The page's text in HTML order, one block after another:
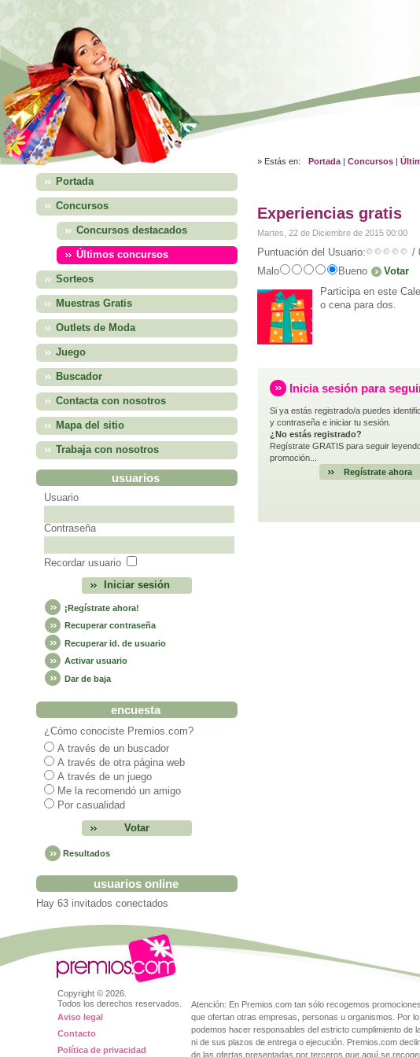
Portada
Concursos
Concursos destacados
Últimos concursos
Sorteos
Muestras Gratis
Outlets de Moda
Juego
Buscador
Contacta con nosotros
Mapa del sitio
Trabaja con nosotros
usuarios
Usuario
Contraseña
Recordar usuario
¡Regístrate ahora!
Recuperar contraseña
Recuperar id. de usuario
Activar usuario
Dar de baja
encuesta
¿Cómo conociste Premios.com?
A través de un buscador
A través de otra página web
A través de un juego
Me la recomendó un amigo
Por casualidad
Resultados
usuarios online
Hay 63 invitados conectados
» Estás en: Portada |Concursos |
Experiencias gratis
Martes, 22 de Diciembre de 2015 00:00
Puntuación del Usuario:
/
Malo
Bueno
Participa en este
o cena para dos.
Inicia sesión para
Si ya estás registrado/a puedes
y contraseña e iniciar tu sesión.
¿No estás registrado?
Regístrate GRATIS para seguir
promoción...
Regístrate ahora
Copyright © 2026.
Todos los derechos reservados.
Aviso legal
Contacto
Política de privacidad
Atención: En Premios.com tan sólo recogemos promociones
que ofertan otras empresas, personas u organismos. Por
podemos hacer responsables del estricto cumplimiento de
ni de sus plazos de entrega o ejecución. Premios.com
de las ofertas presentadas por terceros que aquí se